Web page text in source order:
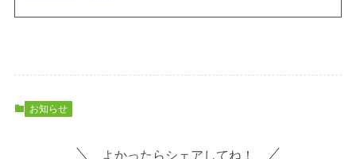
お知らせ
よかったらシェアしてね！